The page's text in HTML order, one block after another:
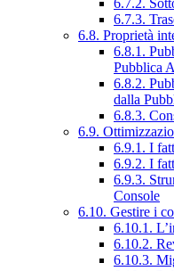
6.7.2.
6.7.3.
6.8. Proprietà
6.8.1.
Pubblica
6.8.2.
dalla
6.8.3.
6.9.
6.9.1. I
6.9.2. I
6.9.3.
Console
6.10. Gestire i
6.10.1.
6.10.2.
6.10.3.